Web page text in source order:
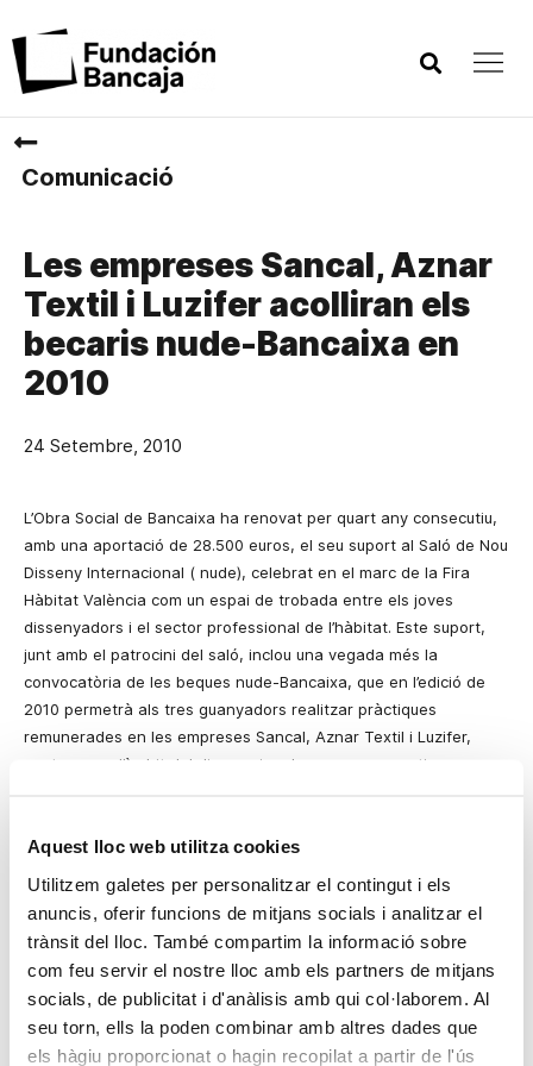
Aquest lloc web utilitza cookies
Utilitzem galetes per personalitzar el contingut i els
anuncis, oferir funcions de mitjans socials i analitzar el
trànsit del lloc. També compartim la informació sobre
com feu servir el nostre lloc amb els partners de mitjans
socials, de publicitat i d'anàlisis amb qui col·laborem. Al
seu torn, ells la poden combinar amb altres dades que
els hàgiu proporcionat o hagin recopilat a partir de l'ús
Comunicació
Les empreses Sancal, Aznar
Textil i Luzifer acolliran els
becaris nude-Bancaixa en
2010
24 Setembre, 2010
L’Obra Social de Bancaixa ha renovat per quart any consecutiu,
amb una aportació de 28.500 euros, el seu suport al Saló de Nou
Disseny Internacional ( nude), celebrat en el marc de la Fira
Hàbitat València com un espai de trobada entre els joves
dissenyadors i el sector professional de l’hàbitat. Este suport,
junt amb el patrocini del saló, inclou una vegada més la
convocatòria de les beques nude-Bancaixa, que en l’edició de
2010 permetrà als tres guanyadors realitzar pràctiques
remunerades en les empreses Sancal, Aznar Textil i Luzifer,
punteres en l’àmbit del disseny i en les seues respectives
OBJ
guanyadors l’any passat de la tercera convocatòria de les
bequesnude-Bancaixa. Els guardonats van tindre l’oportunitat
de realitzar pràctiques en les empreses del sector de l’hàbitat
Andreu World, Gandía Blasco i Col·lecció Alexandra. OBJEstudio
va serpremiat per a desenvolupar el seu treball en la Col·lecció
Alexandra per les seues làmpades “Bizcoché sobremesa”,
realitzades en materials orgànics, fusta i ceràmica. Es van